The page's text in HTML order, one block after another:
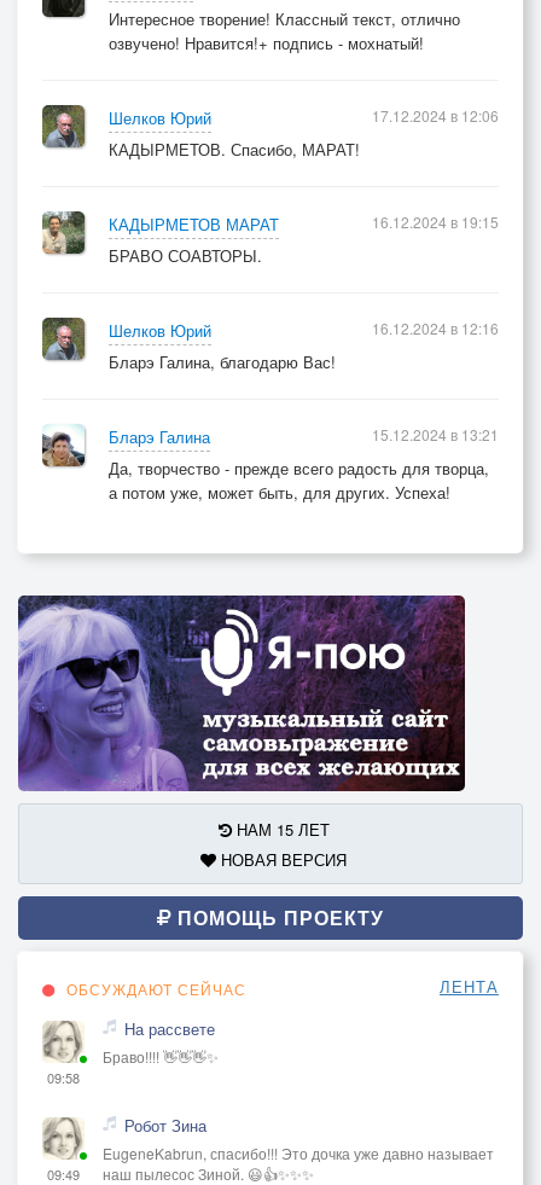
Интересное творение! Классный текст, отлично
озвучено! Нравится!+ подпись - мохнатый!
Шелков Юрий
КАДЫРМЕТОВ. Спасибо, МАРАТ!
17.12.2024 в 12:06
КАДЫРМЕТОВ МАРАТ
БРАВО СОАВТОРЫ.
16.12.2024 в 19:15
Шелков Юрий
Бларэ Галина, благодарю Вас!
16.12.2024 в 12:16
Бларэ Галина
Да, творчество - прежде всего радость для творца,
а потом уже, может быть, для других. Успеха!
15.12.2024 в 13:21
НАМ 15 ЛЕТ
НОВАЯ ВЕРСИЯ
ПОМОЩЬ ПРОЕКТУ
ОБСУЖДАЮТ СЕЙЧАС ЛЕНТА
09:58
На рассвете
Браво!!!! 👋👋👋✨
09:49
Робот Зина
EugeneKabrun, спасибо!!! Это дочка уже давно называет
наш пылесос Зиной. 😃👍✨✨✨